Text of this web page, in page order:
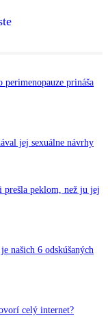
prináša
jej sexuálne návrhy
prešla peklom, než ju jej
našich 6 odskúšaných
celý internet?